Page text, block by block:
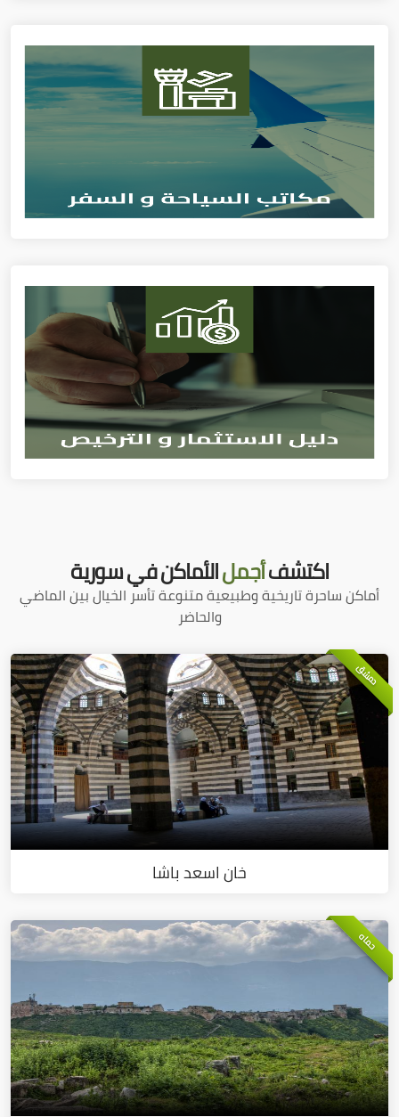
اكتشفأجملالأماكن في سورية
أماكن ساحرة تاريخية وطبيعية متنوعة تأسر الخيال بين الماضي
والحاضر
دمشق
خان اسعد باشا
حماه